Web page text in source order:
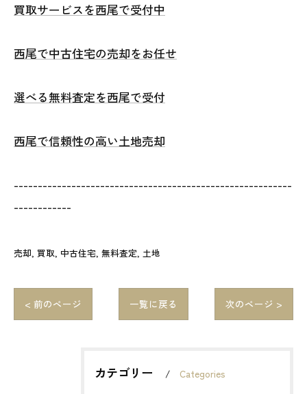
買取サービスを西尾で受付中
西尾で中古住宅の売却をお任せ
選べる無料査定を西尾で受付
西尾で信頼性の高い土地売却
----------------------------------------------------------
------------
売却 買取 中古住宅 無料査定 土地
< 前のページ 一覧に戻る 次のページ >
カテゴリー Categories